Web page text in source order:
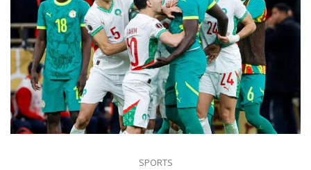
SPORTS